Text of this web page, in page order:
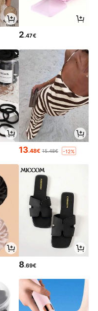
2.47€
13.48€ 15.48€ -12%
8.69€